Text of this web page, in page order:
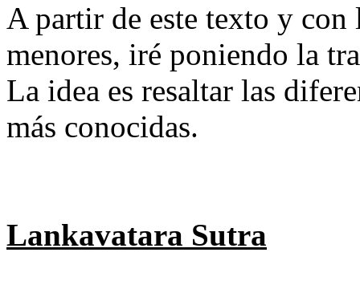
A partir de este texto y con
menores, iré poniendo la
La idea es resaltar las
más conocidas.
Lankavatara Sutra